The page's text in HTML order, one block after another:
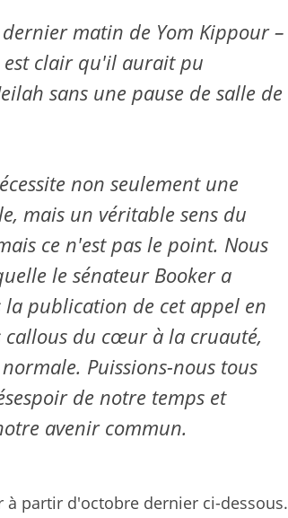
matin de Yom Kippour –
clair qu'il aurait pu
sans une pause de salle de
non seulement une
mais un véritable sens du
ce n'est pas le point. Nous
le sénateur Booker a
publication de cet appel en
callous du cœur à la cruauté,
Puissions-nous tous
de notre temps et
avenir commun.
à partir d'octobre dernier ci-dessous.